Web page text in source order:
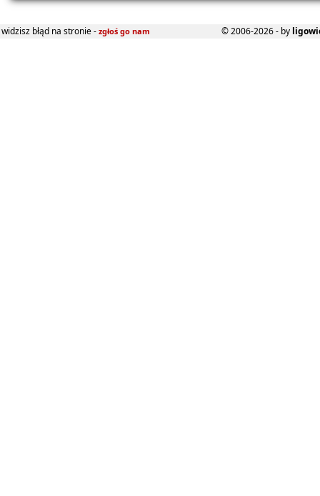
widzisz błąd na stronie - zgłoś go nam © 2006-2026 - by